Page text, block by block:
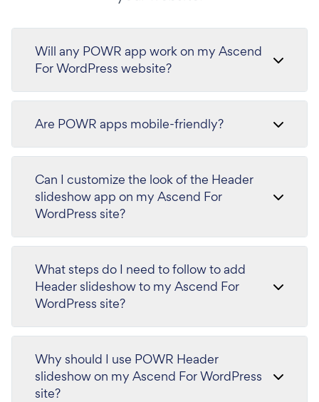
Will any POWR app work on my Ascend
For WordPress website?
Are POWR apps mobile-friendly?
Can I customize the look of the Header
slideshow app on my Ascend For
WordPress site?
What steps do I need to follow to add
Header slideshow to my Ascend For
WordPress site?
Why should I use POWR Header
slideshow on my Ascend For WordPress
site?